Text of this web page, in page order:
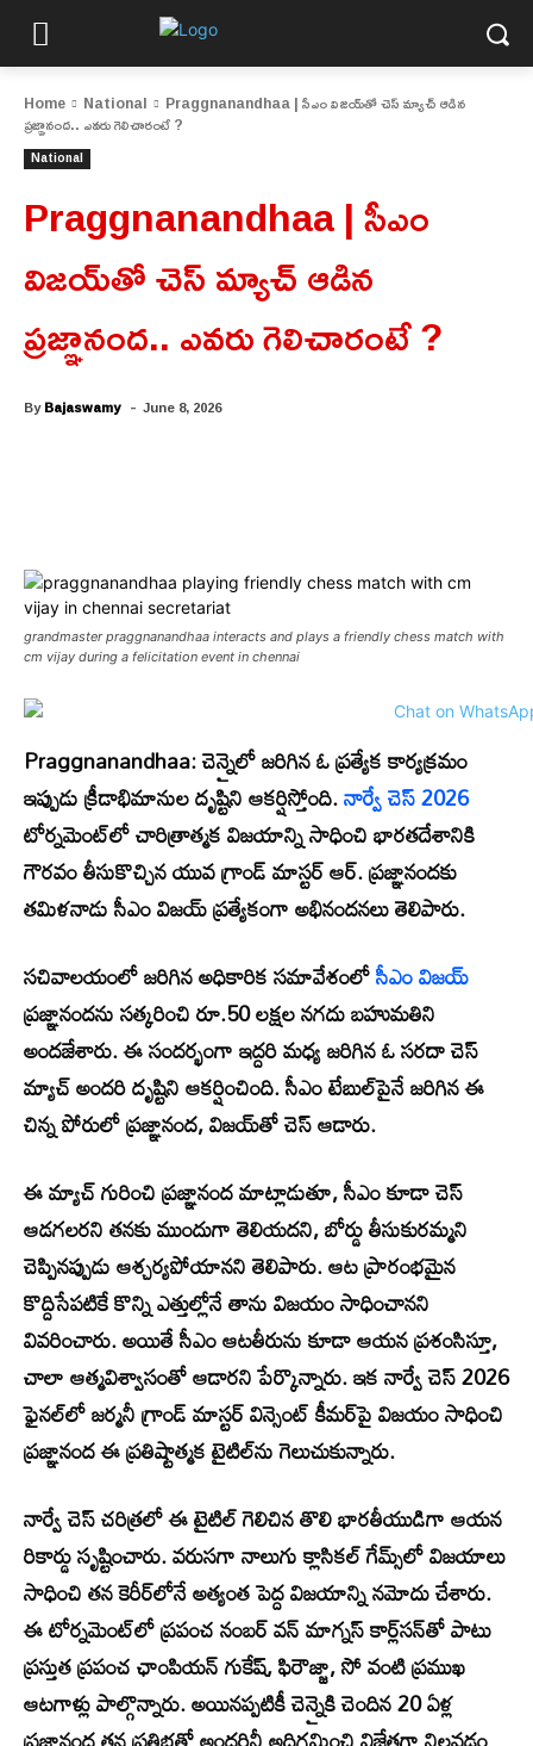
Home National Praggnanandhaa | సీఎం విజయ్‌తో చెస్ మ్యాచ్ ఆడిన
ప్రజ్ఞానంద.. ఎవరు గెలిచారంటే ?
National
Praggnanandhaa | సీఎం
విజయ్‌తో చెస్ మ్యాచ్ ఆడిన
ప్రజ్ఞానంద.. ఎవరు గెలిచారంటే ?
ByBajaswamy - June 8, 2026
grandmaster praggnanandhaa interacts and plays a friendly chess match with
cm vijay during a felicitation event in chennai
Praggnanandhaa:చెన్నైలో జరిగిన ఓ ప్రత్యేక కార్యక్రమం
ఇప్పుడు క్రీడాభిమానుల దృష్టిని ఆకర్షిస్తోంది.నార్వే చెస్ 2026
టోర్నమెంట్‌లో చారిత్రాత్మక విజయాన్ని సాధించి భారతదేశానికి
గౌరవం తీసుకొచ్చిన యువ గ్రాండ్ మాస్టర్ ఆర్. ప్రజ్ఞానందకు
తమిళనాడు సీఎం విజయ్ ప్రత్యేకంగా అభినందనలు తెలిపారు.
సచివాలయంలో జరిగిన అధికారిక సమావేశంలోసీఎం విజయ్
ప్రజ్ఞానందను సత్కరించి రూ.50 లక్షల నగదు బహుమతిని
అందజేశారు. ఈ సందర్భంగా ఇద్దరి మధ్య జరిగిన ఓ సరదా చెస్
మ్యాచ్ అందరి దృష్టిని ఆకర్షించింది. సీఎం టేబుల్‌పైనే జరిగిన ఈ
చిన్న పోరులో ప్రజ్ఞానంద, విజయ్‌తో చెస్ ఆడారు.
ఈ మ్యాచ్ గురించి ప్రజ్ఞానంద మాట్లాడుతూ, సీఎం కూడా చెస్
ఆడగలరని తనకు ముందుగా తెలియదని, బోర్డు తీసుకురమ్మని
చెప్పినప్పుడు ఆశ్చర్యపోయానని తెలిపారు. ఆట ప్రారంభమైన
కొద్దిసేపటికే కొన్ని ఎత్తుల్లోనే తాను విజయం సాధించానని
వివరించారు. అయితే సీఎం ఆటతీరును కూడా ఆయన ప్రశంసిస్తూ,
చాలా ఆత్మవిశ్వాసంతో ఆడారని పేర్కొన్నారు. ఇక నార్వే చెస్ 2026
ఫైనల్‌లో జర్మనీ గ్రాండ్ మాస్టర్ విన్సెంట్ కీమర్‌పై విజయం సాధించి
ప్రజ్ఞానంద ఈ ప్రతిష్టాత్మక టైటిల్‌ను గెలుచుకున్నారు.
నార్వే చెస్ చరిత్రలో ఈ టైటిల్ గెలిచిన తొలి భారతీయుడిగా ఆయన
రికార్డు సృష్టించారు. వరుసగా నాలుగు క్లాసికల్ గేమ్స్‌లో విజయాలు
సాధించి తన కెరీర్‌లోనే అత్యంత పెద్ద విజయాన్ని నమోదు చేశారు.
ఈ టోర్నమెంట్‌లో ప్రపంచ నంబర్ వన్ మాగ్నస్ కార్ల్‌సన్‌తో పాటు
ప్రస్తుత ప్రపంచ ఛాంపియన్ గుకేష్, ఫిరౌజ్జా, సో వంటి ప్రముఖ
ఆటగాళ్లు పాల్గొన్నారు. అయినప్పటికీ చెన్నైకి చెందిన 20 ఏళ్ల